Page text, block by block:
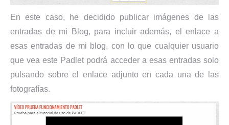
En este caso, he decidido publicar imágenes de las
entradas de mi Blog, para incluir además, el enlace a
esas entradas de mi blog, con lo que cualquier usuario
que vea este Padlet podrá acceder a esas entradas solo
pulsando sobre el enlace adjunto en cada una de las
fotografías.